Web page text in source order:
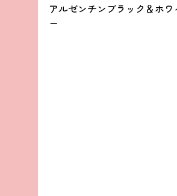
アルゼンチンブラック＆ホ
ー